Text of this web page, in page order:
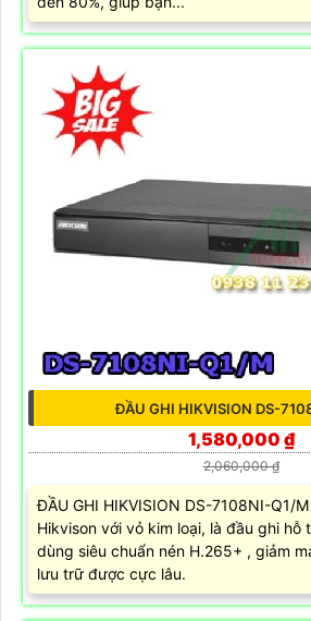
ĐẦU GHI HIKVISION DS-
1,580,000 ₫
2,060,000 ₫
ĐẦU GHI HIKVISION DS-7108NI-Q1/
Hikvison với vỏ kim loại, là đầu ghi hỗ
dùng siêu chuẩn nén H.265+ , giảm
lưu trữ được cực lâu.